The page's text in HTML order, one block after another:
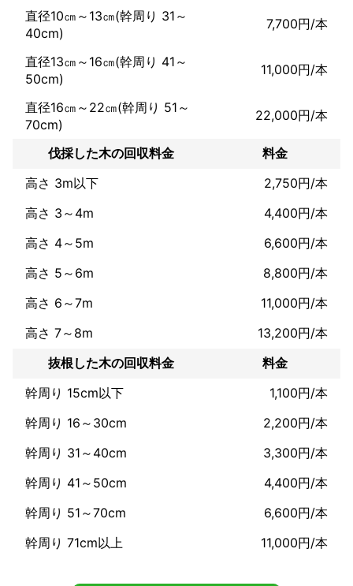
直径10㎝～13㎝(幹周り 31～
40cm)
7,700円/本
直径13㎝～16㎝(幹周り 41～
50cm)
11,000円/本
直径16㎝～22㎝(幹周り 51～
70cm)
22,000円/本
伐採した木の回収料金
料金
高さ 3m以下
2,750円/本
高さ 3～4m
4,400円/本
高さ 4～5m
6,600円/本
高さ 5～6m
8,800円/本
高さ 6～7m
11,000円/本
高さ 7～8m
13,200円/本
抜根した木の回収料金
料金
幹周り 15cm以下
1,100円/本
幹周り 16～30cm
2,200円/本
幹周り 31～40cm
3,300円/本
幹周り 41～50cm
4,400円/本
幹周り 51～70cm
6,600円/本
幹周り 71cm以上
11,000円/本